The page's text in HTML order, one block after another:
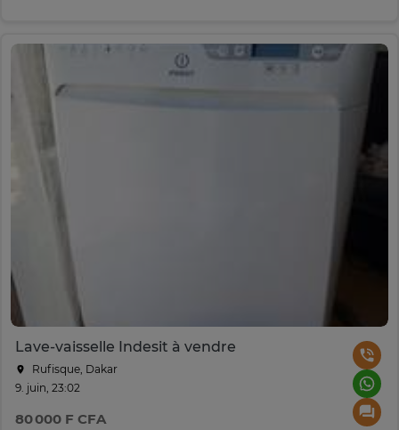
Lave-vaisselle Indesit à vendre
Rufisque, Dakar
9. juin, 23:02
80 000 F CFA